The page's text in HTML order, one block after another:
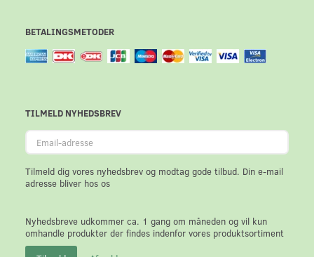
BETALINGSMETODER
TILMELD NYHEDSBREV
Email-
adresse
Tilmeld dig vores nyhedsbrev og modtag gode tilbud. Din e-mail
adresse bliver hos os
Nyhedsbreve udkommer ca. 1 gang om måneden og vil kun
omhandle produkter der findes indenfor vores produktsortiment